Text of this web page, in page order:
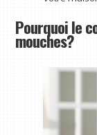
Pourquoi le
mouches?